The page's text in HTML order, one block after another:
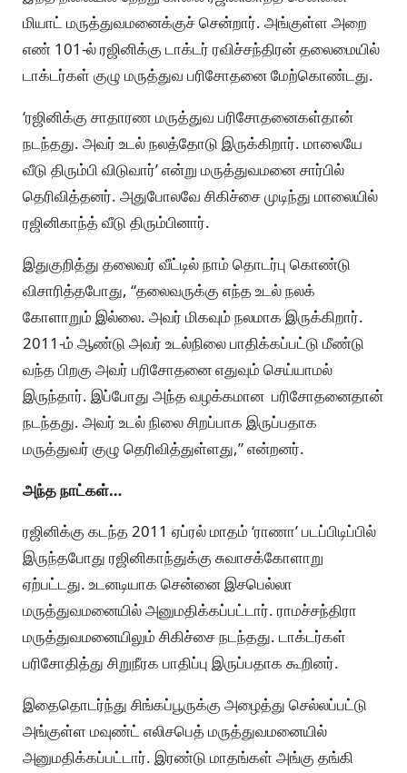
மியாட் மருத்துவமனைக்குச் சென்றார். அங்குள்ள அறை
எண் 101-ல் ரஜினிக்கு டாக்டர் ரவிச்சந்திரன் தலைமையில்
டாக்டர்கள் குழு மருத்துவ பரிசோதனை மேற்கொண்டது.
‘ரஜினிக்கு சாதாரண மருத்துவ பரிசோதனைகள்தான்
நடந்தது. அவர் உடல் நலத்தோடு இருக்கிறார். மாலையே
வீடு திரும்பி விடுவார்’ என்று மருத்துவமனை சார்பில்
தெரிவித்தனர். அதுபோலவே சிகிச்சை முடிந்து மாலையில்
ரஜினிகாந்த் வீடு திரும்பினார்.
இதுகுறித்து தலைவர் வீட்டில் நாம் தொடர்பு கொண்டு
விசாரித்தபோது, “தலைவருக்கு எந்த உடல் நலக்
கோளாறும் இல்லை. அவர் மிகவும் நலமாக இருக்கிறார்.
2011-ம் ஆண்டு அவர் உடல்நிலை பாதிக்கப்பட்டு மீண்டு
வந்த பிறகு அவர் பரிசோதனை எதுவும் செய்யாமல்
இருந்தார். இப்போது அந்த வழக்கமான பரிசோதனைதான்
நடந்தது. அவர் உடல் நிலை சிறப்பாக இருப்பதாக
மருத்துவர் குழு தெரிவித்துள்ளது,” என்றனர்.
அந்த நாட்கள்…
ரஜினிக்கு கடந்த 2011 ஏப்ரல் மாதம் ‘ராணா’ படப்பிடிப்பில்
இருந்தபோது ரஜினிகாந்துக்கு சுவாசக்கோளாறு
ஏற்பட்டது. உடனடியாக சென்னை இசபெல்லா
மருத்துவமனையில் அனுமதிக்கப்பட்டார். ராமச்சந்திரா
மருத்துவமனையிலும் சிகிச்சை நடந்தது. டாக்டர்கள்
பரிசோதித்து சிறுநீரக பாதிப்பு இருப்பதாக கூறினர்.
இதைதொடர்ந்து சிங்கப்பூருக்கு அழைத்து செல்லப்பட்டு
அங்குள்ள மவுண்ட் எலிசபெத் மருத்துவமனையில்
அனுமதிக்கப்பட்டார். இரண்டு மாதங்கள் அங்கு தங்கி